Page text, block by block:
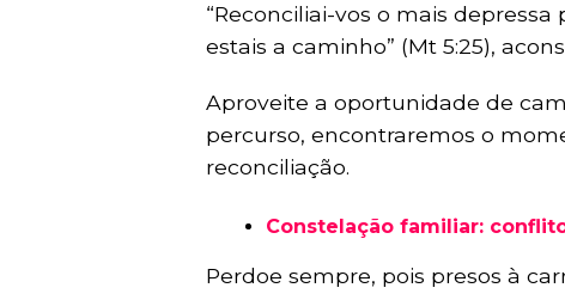
“Reconciliai-vos o mais
estais a caminho” (Mt 5:25),
Aproveite a oportunidade de
percurso, encontraremos o
reconciliação.
Constelação familiar:
Perdoe sempre, pois presos à